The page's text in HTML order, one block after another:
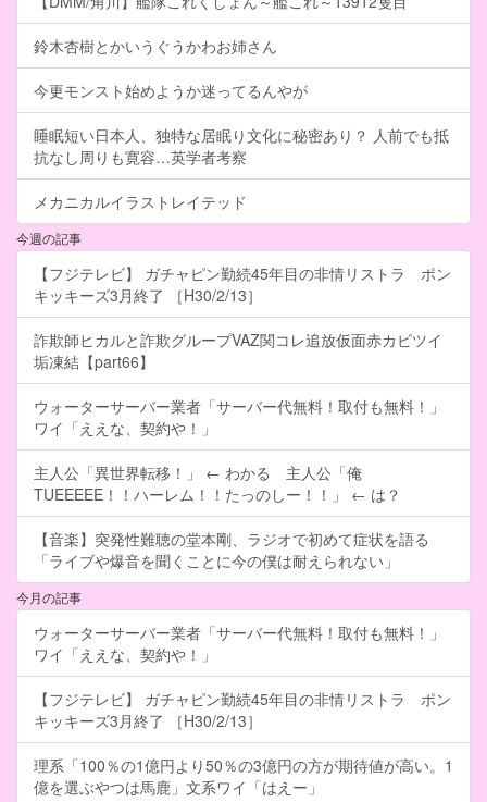
鈴木杏樹とかいうぐうかわお姉さん
今更モンスト始めようか迷ってるんやが
睡眠短い日本人、独特な居眠り文化に秘密あり？ 人前でも抵
抗なし周りも寛容…英学者考察
メカニカルイラストレイテッド
今週の記事
【フジテレビ】 ガチャピン勤続45年目の非情リストラ ポン
キッキーズ3月終了 ［H30/2/13］
詐欺師ヒカルと詐欺グループVAZ関コレ追放仮面赤カビツイ
垢凍結【part66】
ウォーターサーバー業者「サーバー代無料！取付も無料！」
ワイ「ええな、契約や！」
主人公「異世界転移！」 ← わかる 主人公「俺
TUEEEEE！！ハーレム！！たっのしー！！」 ← は？
【音楽】突発性難聴の堂本剛、ラジオで初めて症状を語る
「ライブや爆音を聞くことに今の僕は耐えられない」
今月の記事
ウォーターサーバー業者「サーバー代無料！取付も無料！」
ワイ「ええな、契約や！」
【フジテレビ】 ガチャピン勤続45年目の非情リストラ ポン
キッキーズ3月終了 ［H30/2/13］
理系「100％の1億円より50％の3億円の方が期待値が高い。1
億を選ぶやつは馬鹿」文系ワイ「はえー」